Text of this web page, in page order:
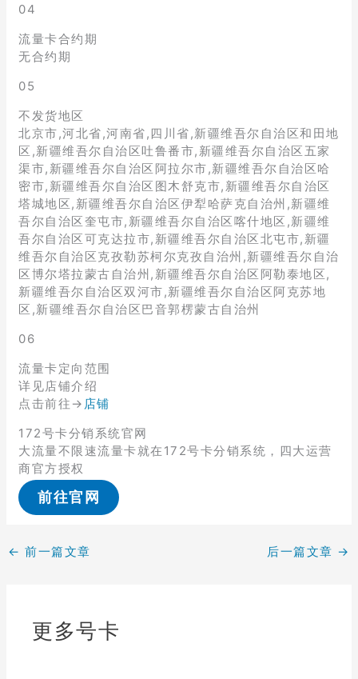
04
流量卡合约期
无合约期
05
不发货地区
北京市,河北省,河南省,四川省,新疆维吾尔自治区和田地
区,新疆维吾尔自治区吐鲁番市,新疆维吾尔自治区五家
渠市,新疆维吾尔自治区阿拉尔市,新疆维吾尔自治区哈
密市,新疆维吾尔自治区图木舒克市,新疆维吾尔自治区
塔城地区,新疆维吾尔自治区伊犁哈萨克自治州,新疆维
吾尔自治区奎屯市,新疆维吾尔自治区喀什地区,新疆维
吾尔自治区可克达拉市,新疆维吾尔自治区北屯市,新疆
维吾尔自治区克孜勒苏柯尔克孜自治州,新疆维吾尔自治
区博尔塔拉蒙古自治州,新疆维吾尔自治区阿勒泰地区,
新疆维吾尔自治区双河市,新疆维吾尔自治区阿克苏地
区,新疆维吾尔自治区巴音郭楞蒙古自治州
06
流量卡定向范围
详见店铺介绍
点击前往→ 店铺
172号卡分销系统官网
大流量不限速流量卡就在172号卡分销系统，四大运营
商官方授权
前往官网
← 前一篇文章 后一篇文章 →
更多号卡